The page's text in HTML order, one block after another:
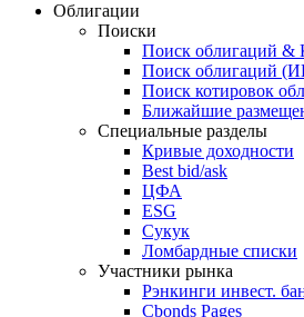
Облигации
Поиски
Поиск облигаций &
Поиск облигаций
Поиск котировок
Ближайшие
Специальные разделы
Кривые доходности
Best bid/ask
ЦФА
ESG
Сукук
Ломбардные списки
Участники рынка
Рэнкинги инвест.
Cbonds Pages